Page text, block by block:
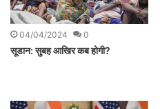
04/04/2024 0
सूडान: सुबह आखिर कब होगी?